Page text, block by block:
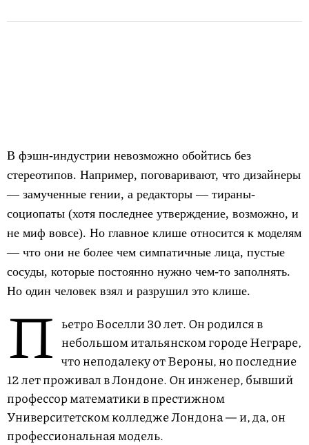
В фэшн-индустрии невозможно обойтись без
стереотипов. Например, поговаривают, что дизайнеры
— замученные гении, а редакторы — тираны-
социопаты (хотя последнее утверждение, возможно, и
не миф вовсе). Но главное клише относится к моделям
— что они не более чем симпатичные лица, пустые
сосуды, которые постоянно нужно чем-то заполнять.
Но один человек взял и разрушил это клише.
П ьетро Боселли 30 лет. Он родился в
небольшом итальянском городе Неграре,
что неподалеку от Вероны, но последние
12 лет проживал в Лондоне. Он инженер, бывший
профессор математики в престижном
Университетском колледже Лондона — и, да, он
профессиональная модель.